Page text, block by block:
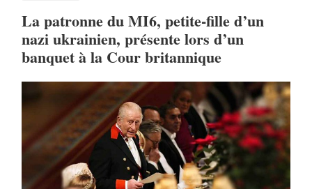
La patronne du MI6, petite-fille d’un
nazi ukrainien, présente lors d’un
banquet à la Cour britannique